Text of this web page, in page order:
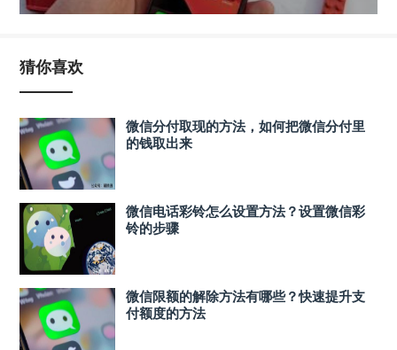
猜你喜欢
微信分付取现的方法，如何把微信分付里
的钱取出来
微信电话彩铃怎么设置方法？设置微信彩
铃的步骤
微信限额的解除方法有哪些？快速提升支
付额度的方法